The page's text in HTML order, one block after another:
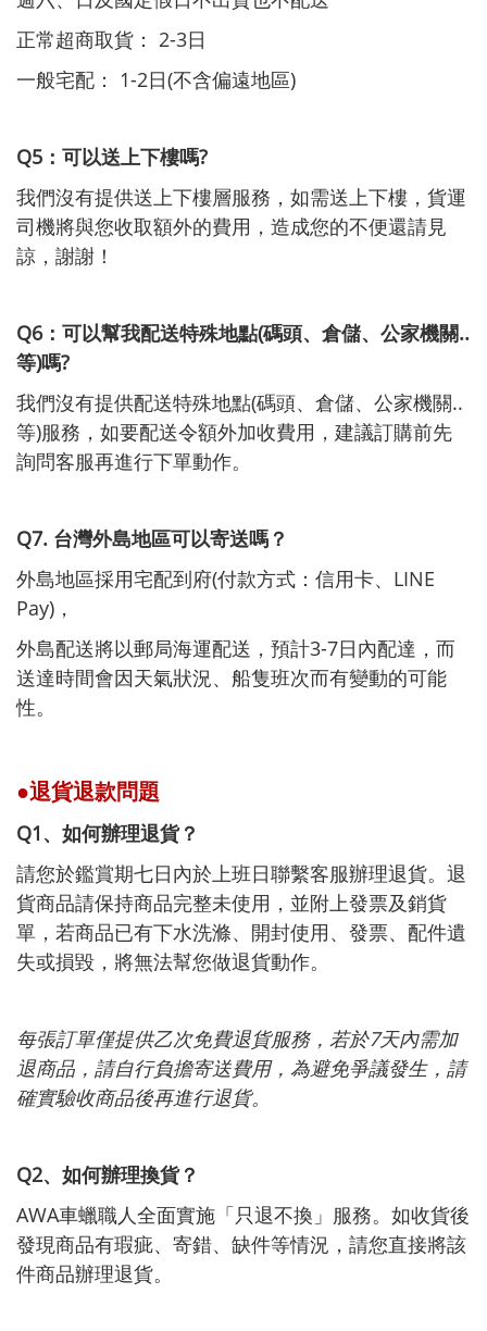
正常超商取貨： 2-3日
一般宅配： 1-2日(不含偏遠地區)
Q5：可以送上下樓嗎?
我們沒有提供送上下樓層服務，如需送上下樓，貨運
司機將與您收取額外的費用，造成您的不便還請見
諒，謝謝！
Q6：可以幫我配送特殊地點(碼頭、倉儲、公家機關..
等)嗎?
我們沒有提供配送特殊地點(碼頭、倉儲、公家機關..
等)服務，如要配送令額外加收費用，建議訂購前先
詢問客服再進行下單動作。
Q7. 台灣外島地區可以寄送嗎？
外島地區採用宅配到府(付款方式：信用卡、LINE
Pay)，
外島配送將以郵局海運配送，預計3-7日內配達，而
送達時間會因天氣狀況、船隻班次而有變動的可能
性。
●退貨退款問題
Q1、如何辦理退貨？
請您於鑑賞期七日內於上班日聯繫客服辦理退貨。退
貨商品請保持商品完整未使用，並附上發票及銷貨
單，若商品已有下水洗滌、開封使用、發票、配件遺
失或損毀，將無法幫您做退貨動作。
每張訂單僅提供乙次免費退貨服務，若於7天內需加
退商品，請自行負擔寄送費用，為避免爭議發生，請
確實驗收商品後再進行退貨。
Q2、如何辦理換貨？
AWA車蠟職人全面實施「只退不換」服務。如收貨後
發現商品有瑕疵、寄錯、缺件等情況，請您直接將該
件商品辦理退貨。